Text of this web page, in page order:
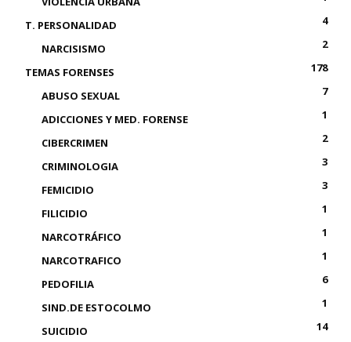
T. PERSONALIDAD
4
NARCISISMO
2
TEMAS FORENSES
178
ABUSO SEXUAL
7
ADICCIONES Y MED. FORENSE
1
CIBERCRIMEN
2
CRIMINOLOGIA
3
FEMICIDIO
3
FILICIDIO
1
NARCOTRÁFICO
1
NARCOTRAFICO
1
PEDOFILIA
6
SIND.DE ESTOCOLMO
1
SUICIDIO
14